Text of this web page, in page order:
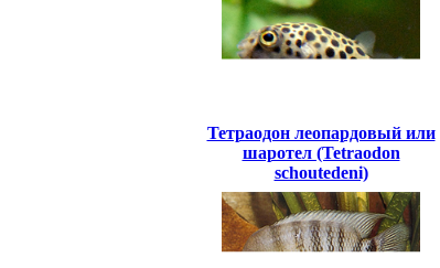
Тетраодон леопардовый или
шаротел (Tetraodon
schoutedeni)